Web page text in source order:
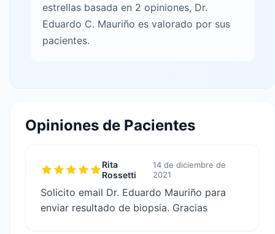
estrellas basada en 2 opiniones, Dr.
Eduardo C. Mauriño es valorado por sus
pacientes.
Opiniones de Pacientes
Rita
Rossetti
14 de diciembre de
2021
Solicito email Dr. Eduardo Mauriño para
enviar resultado de biopsia. Gracias